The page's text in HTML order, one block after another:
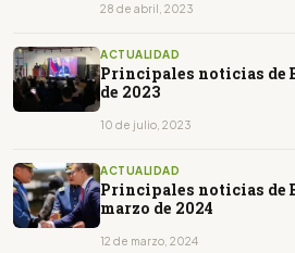
28 de abril, 2023
ACTUALIDAD
Principales noticias de
de 2023
10 de julio, 2023
ACTUALIDAD
Principales noticias de
marzo de 2024
12 de marzo, 2024